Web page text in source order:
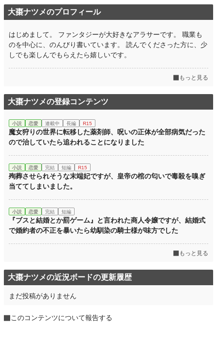
大棗ナツメのプロフィール
はじめまして。 ファンタジーが大好きなアラサーです。 職業も
のを中心に、のんびり書いています。 読んでくださった方に、少
しでも楽しんでもらえたら嬉しいです。
もっと見る
大棗ナツメの登録コンテンツ
小説 恋愛 連載中 長編 R15
魔女狩りの世界に転移した薬剤師、呪いの正体が全部病気だった
ので治していたら追われることになりました
小説 恋愛 完結 短編 R15
殉葬させられそうな末端妃ですが、皇帝の棺の匂いで毒殺を嗅ぎ
当ててしまいました。
小説 恋愛 完結 短編
『ブスと結婚とか罰ゲーム』と言われた商人令嬢ですが、結婚式
で婚約者の不正を暴いたら幼馴染の騎士様が味方でした
もっと見る
大棗ナツメの近況ボードの更新履歴
まだ投稿がありません
このコンテンツについて報告する